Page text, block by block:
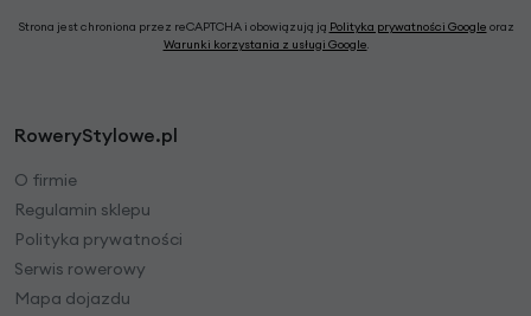
Strona jest chroniona przez reCAPTCHA i obowiązują ją Polityka prywatności Google oraz
Warunki korzystania z usługi Google.
RoweryStylowe.pl
O firmie
Regulamin sklepu
Polityka prywatności
Serwis rowerowy
Mapa dojazdu